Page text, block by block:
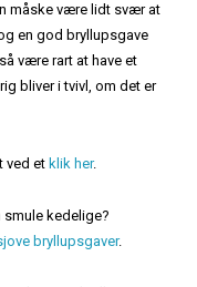
måske være lidt svær at
en god bryllupsgave
være rart at have et
bliver i tvivl, om det er
ved et klik her.
smule kedelige?
bryllupsgaver.